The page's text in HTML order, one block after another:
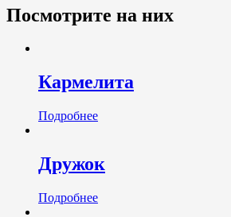
Посмотрите на них
Кармелита
Подробнее
Дружок
Подробнее